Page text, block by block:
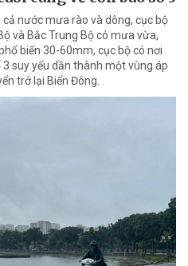
nước mưa rào và dông, cục bộ
và Bắc Trung Bộ có mưa vừa,
biến 30-60mm, cục bộ có nơi
suy yếu dần thành một vùng áp
trở lại Biển Đông.